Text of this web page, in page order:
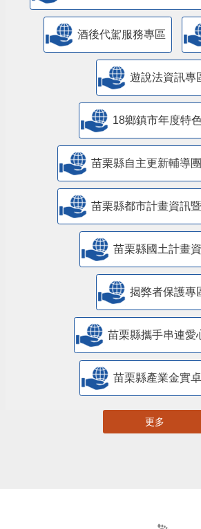
酒後代駕服務專區
遊說法資訊專
18鄉鎮市年度特
苗栗縣自主更新輔導
苗栗縣都市計畫資訊
苗栗縣國土計畫
揭弊者保護專
苗栗縣攜手串連愛
苗栗縣產業金實
更多